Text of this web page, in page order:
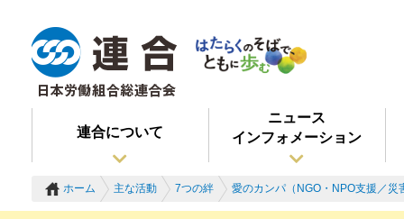
連合について
ニュース
インフォメーション
ホーム 主な活動 7つの絆 愛のカンパ（NGO・NPO支援／災